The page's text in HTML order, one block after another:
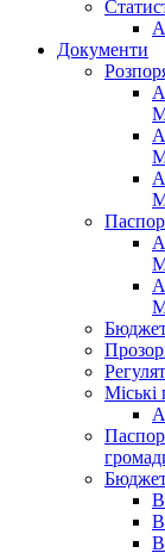
Документи
Міські